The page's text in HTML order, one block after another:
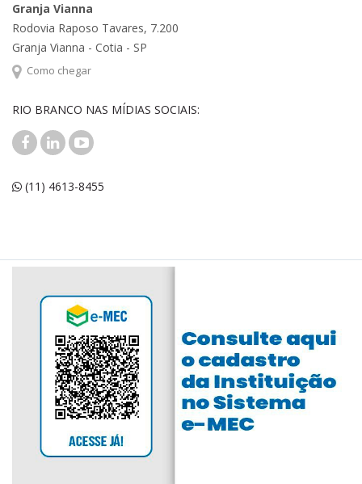
Granja Vianna
Rodovia Raposo Tavares, 7.200
Granja Vianna - Cotia - SP
Como chegar
RIO BRANCO NAS MÍDIAS SOCIAIS:
(11) 4613-8455